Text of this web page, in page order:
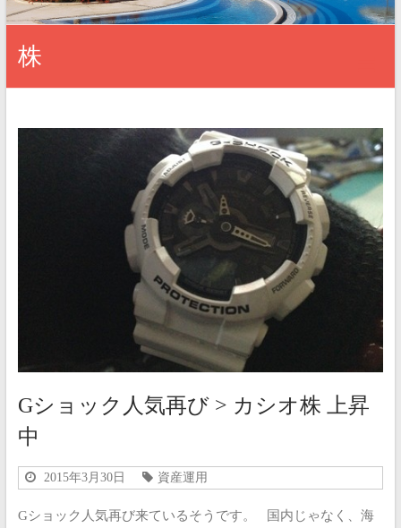
株
Gショック人気再び > カシオ株 上昇
中
2015年3月30日 資産運用
Gショック人気再び来ているそうです。 国内じゃなく、海